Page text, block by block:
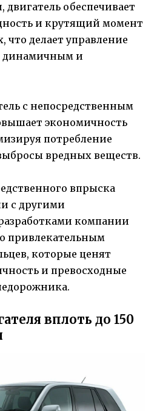
обеспечивает
и крутящий момент
что делает управление
динамичным и
с непосредственным
экономичность
потребление
вредных веществ.
впрыска
с другими
компании
привлекательным
которые ценят
и превосходные
вплоть до 150